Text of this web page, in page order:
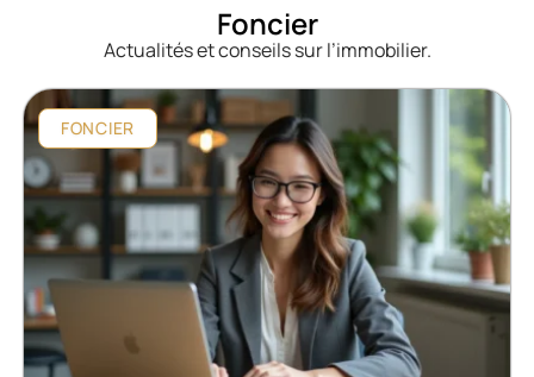
Foncier
Actualités et conseils sur l’immobilier.
FONCIER